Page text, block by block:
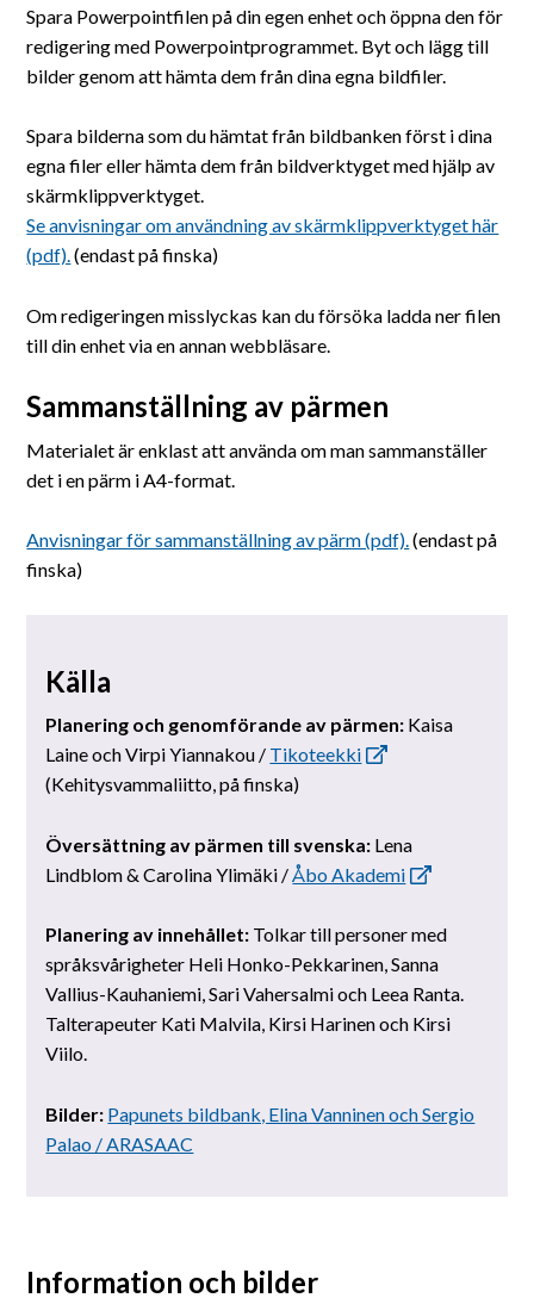
Spara Powerpointfilen på din egen enhet och öppna den för
redigering med Powerpointprogrammet. Byt och lägg till
bilder genom att hämta dem från dina egna bildfiler.
Spara bilderna som du hämtat från bildbanken först i dina
egna filer eller hämta dem från bildverktyget med hjälp av
skärmklippverktyget.
Se anvisningar om användning av skärmklippverktyget här
(pdf).(endast på finska)
Om redigeringen misslyckas kan du försöka ladda ner filen
till din enhet via en annan webbläsare.
Sammanställning av pärmen
Materialet är enklast att använda om man sammanställer
det i en pärm i A4-format.
Anvisningar för sammanställning av pärm (pdf).(endast på
finska)
Källa
Planering och genomförande av pärmen: Kaisa
Laine och Virpi Yiannakou / Tikoteekki
(Kehitysvammaliitto, på finska)
Översättning av pärmen till svenska: Lena
Lindblom & Carolina Ylimäki /Åbo Akademi
Planering av innehållet: Tolkar till personer med
språksvårigheter Heli Honko-Pekkarinen, Sanna
Vallius-Kauhaniemi, Sari Vahersalmi och Leea Ranta.
Talterapeuter Kati Malvila, Kirsi Harinen och Kirsi
Viilo.
Bilder: Papunets bildbank, Elina Vanninen och Sergio
Palao / ARASAAC
Information och bilder